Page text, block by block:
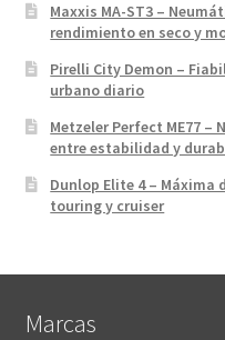
Maxxis MA-ST3 –
rendimiento en seco y
Pirelli City Demon –
urbano diario
Metzeler Perfect ME77
entre estabilidad y
Dunlop Elite 4 –
touring y cruiser
Marcas